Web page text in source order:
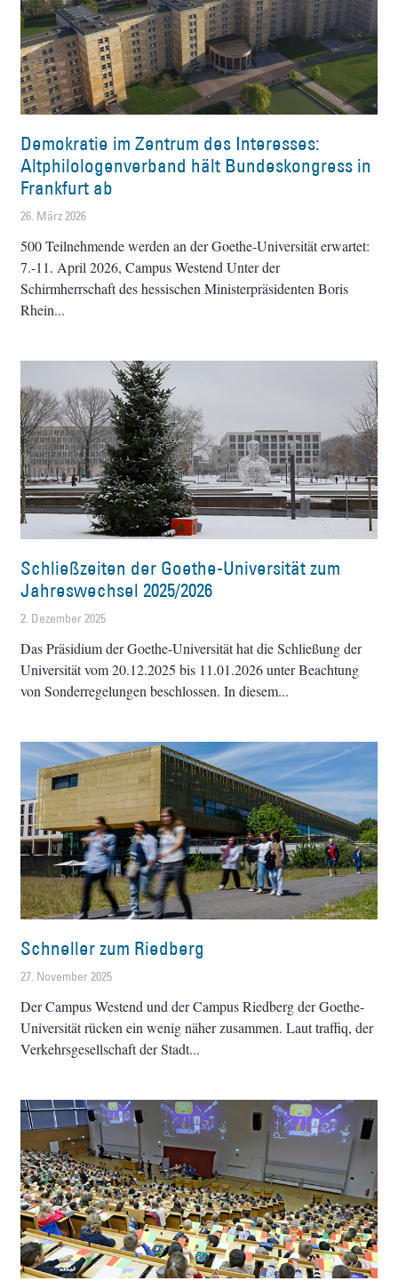
Demokratie im Zentrum des Interesses:
Altphilologenverband hält Bundeskongress in
Frankfurt ab
26. März 2026
500 Teilnehmende werden an der Goethe-Universität erwartet:
7.-11. April 2026, Campus Westend Unter der
Schirmherrschaft des hessischen Ministerpräsidenten Boris
Rhein
Schließzeiten der Goethe-Universität zum
Jahreswechsel 2025/2026
2. Dezember 2025
Das Präsidium der Goethe-Universität hat die Schließung der
Universität vom 20.12.2025 bis 11.01.2026 unter Beachtung
von Sonderregelungen beschlossen. In diesem
Schneller zum Riedberg
27. November 2025
Der Campus Westend und der Campus Riedberg der Goethe-
Universität rücken ein wenig näher zusammen. Laut traffiq, der
Verkehrsgesellschaft der Stadt